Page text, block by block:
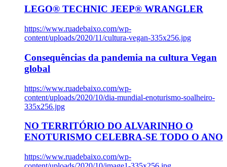
LEGO® TECHNIC JEEP® WRANGLER
https://www.ruadebaixo.com/wp-
content/uploads/2020/11/cultura-vegan-335x256.jpg
Consequências da pandemia na cultura Vegan
global
https://www.ruadebaixo.com/wp-
content/uploads/2020/10/dia-mundial-enoturismo-soalheiro-
335x256.jpg
NO TERRITÓRIO DO ALVARINHO O
ENOTURISMO CELEBRA-SE TODO O ANO
https://www.ruadebaixo.com/wp-